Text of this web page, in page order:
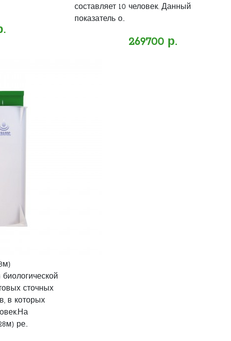
составляет 10 человек. Данный
показатель о..
269700 р.
сточных
в которых
ре..